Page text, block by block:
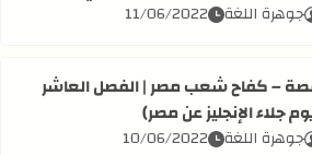
جوهرة اللغة 11/06/2022
قصة – كفاح شعب مصر | الفصل العاشر (يوم
– كفاح شعب مصر | الفصل العاشر
جلاء الإنجليز عن مصر)
جوهرة اللغة 10/06/2022